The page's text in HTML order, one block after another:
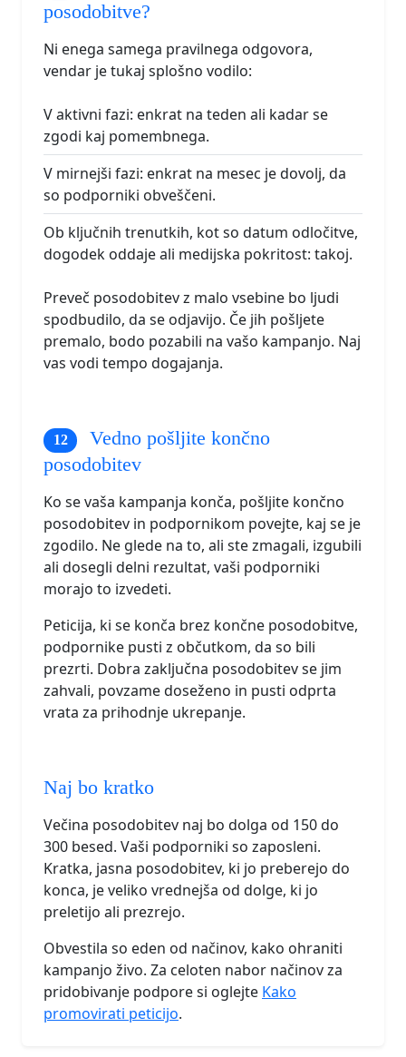
posodobitve?
Ni enega samega pravilnega odgovora,
vendar je tukaj splošno vodilo:
V aktivni fazi: enkrat na teden ali kadar se
zgodi kaj pomembnega.
V mirnejši fazi: enkrat na mesec je dovolj, da
so podporniki obveščeni.
Ob ključnih trenutkih, kot so datum odločitve,
dogodek oddaje ali medijska pokritost: takoj.
Preveč posodobitev z malo vsebine bo ljudi
spodbudilo, da se odjavijo. Če jih pošljete
premalo, bodo pozabili na vašo kampanjo. Naj
vas vodi tempo dogajanja.
Vedno pošljite končno
posodobitev
Ko se vaša kampanja konča, pošljite končno
posodobitev in podpornikom povejte, kaj se je
zgodilo. Ne glede na to, ali ste zmagali, izgubili
ali dosegli delni rezultat, vaši podporniki
morajo to izvedeti.
Peticija, ki se konča brez končne posodobitve,
podpornike pusti z občutkom, da so bili
prezrti. Dobra zaključna posodobitev se jim
zahvali, povzame doseženo in pusti odprta
vrata za prihodnje ukrepanje.
Naj bo kratko
Večina posodobitev naj bo dolga od 150 do
300 besed. Vaši podporniki so zaposleni.
Kratka, jasna posodobitev, ki jo preberejo do
konca, je veliko vrednejša od dolge, ki jo
preletijo ali prezrejo.
Obvestila so eden od načinov, kako ohraniti
kampanjo živo. Za celoten nabor načinov za
pridobivanje podpore si oglejte Kako
promovirati peticijo.